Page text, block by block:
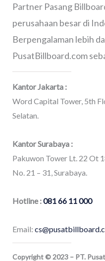
Partner Pasang
perusahaan besar di
Berpengalaman lebih
PusatBillboard.com
Kantor Jakarta :
Word Capital Tower, 5th
Selatan.
Kantor Surabaya :
Pakuwon Tower Lt. 22 Ot
No. 21 – 31, Surabaya.
Hotline :081 66 11 000
Email:
Copyright © 2023 – PT.